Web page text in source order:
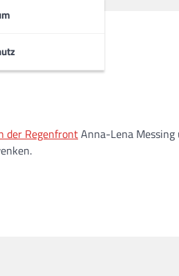
der RegenfrontAnna-Lena Messing